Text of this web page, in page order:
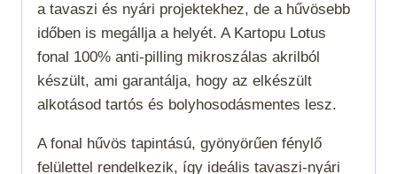
a tavaszi és nyári projektekhez, de a hűvösebb
időben is megállja a helyét. A Kartopu Lotus
fonal 100% anti-pilling mikroszálas akrilból
készült, ami garantálja, hogy az elkészült
alkotásod tartós és bolyhosodásmentes lesz.
A fonal hűvös tapintású, gyönyörűen fénylő
felülettel rendelkezik, így ideális tavaszi-nyári